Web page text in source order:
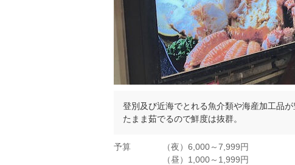
登別及び近海でとれる魚介類や海産加工品
たまま茹でるので鮮度は抜群。
予算
（夜）6,000～7,999円
（昼）1,000～1,999円